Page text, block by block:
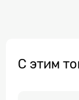
С этим